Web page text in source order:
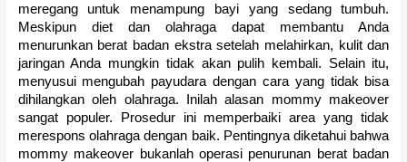
meregang untuk menampung bayi yang sedang tumbuh.
Meskipun diet dan olahraga dapat membantu Anda
menurunkan berat badan ekstra setelah melahirkan, kulit dan
jaringan Anda mungkin tidak akan pulih kembali. Selain itu,
menyusui mengubah payudara dengan cara yang tidak bisa
dihilangkan oleh olahraga.
Inilah alasan mommy makeover
sangat populer.
Prosedur ini memperbaiki area yang tidak
merespons olahraga dengan baik. Pentingnya diketahui bahwa
mommy makeover bukanlah operasi penurunan berat badan